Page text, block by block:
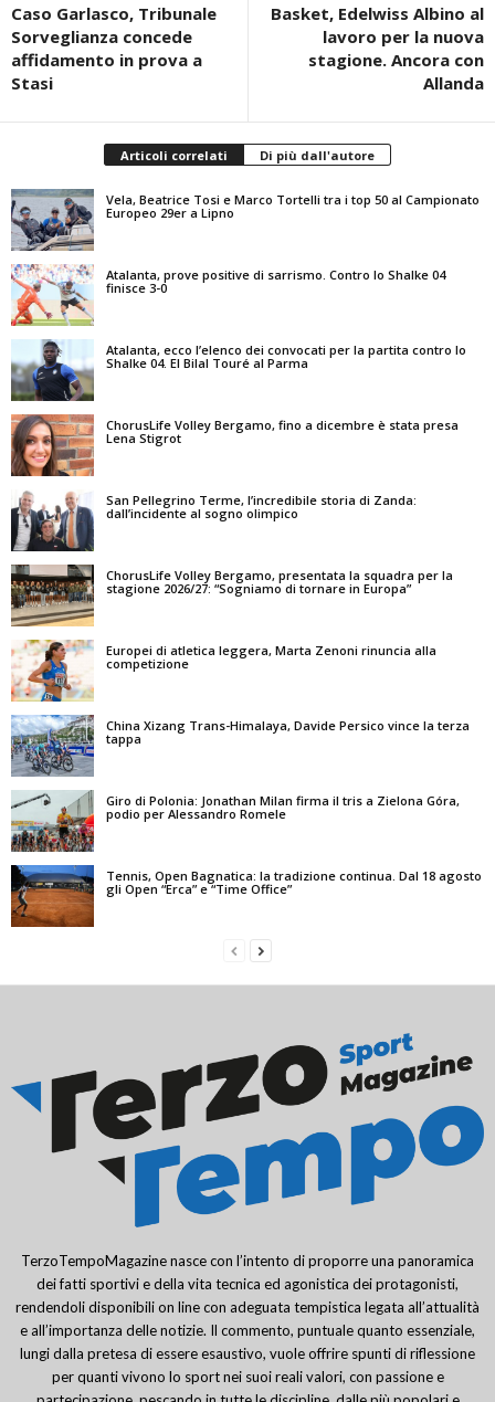
Caso Garlasco, Tribunale
Sorveglianza concede
affidamento in prova a
Stasi
Basket, Edelwiss Albino al
lavoro per la nuova
stagione. Ancora con
Allanda
Articoli correlati Di più dall'autore
Vela, Beatrice Tosi e Marco Tortelli tra i top 50 al Campionato
Europeo 29er a Lipno
Atalanta, prove positive di sarrismo. Contro lo Shalke 04
finisce 3-0
Atalanta, ecco l’elenco dei convocati per la partita contro lo
Shalke 04. El Bilal Touré al Parma
ChorusLife Volley Bergamo, fino a dicembre è stata presa
Lena Stigrot
San Pellegrino Terme, l’incredibile storia di Zanda:
dall’incidente al sogno olimpico
ChorusLife Volley Bergamo, presentata la squadra per la
stagione 2026/27: “Sogniamo di tornare in Europa”
Europei di atletica leggera, Marta Zenoni rinuncia alla
competizione
China Xizang Trans-Himalaya, Davide Persico vince la terza
tappa
Giro di Polonia: Jonathan Milan firma il tris a Zielona Góra,
podio per Alessandro Romele
Tennis, Open Bagnatica: la tradizione continua. Dal 18 agosto
gli Open “Erca” e “Time Office”
TerzoTempoMagazine nasce con l’intento di proporre una panoramica
dei fatti sportivi e della vita tecnica ed agonistica dei protagonisti,
rendendoli disponibili on line con adeguata tempistica legata all’attualità
e all’importanza delle notizie. Il commento, puntuale quanto essenziale,
lungi dalla pretesa di essere esaustivo, vuole offrire spunti di riflessione
per quanti vivono lo sport nei suoi reali valori, con passione e